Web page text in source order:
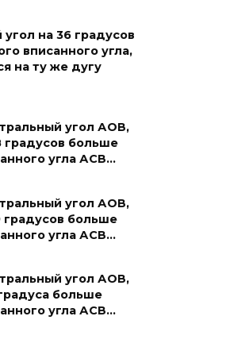
на 36 градусов
вписанного угла,
на ту же дугу
угол АОВ,
градусов больше
угла АСВ…
угол АОВ,
градусов больше
угла АСВ…
угол АОВ,
больше
угла АСВ…